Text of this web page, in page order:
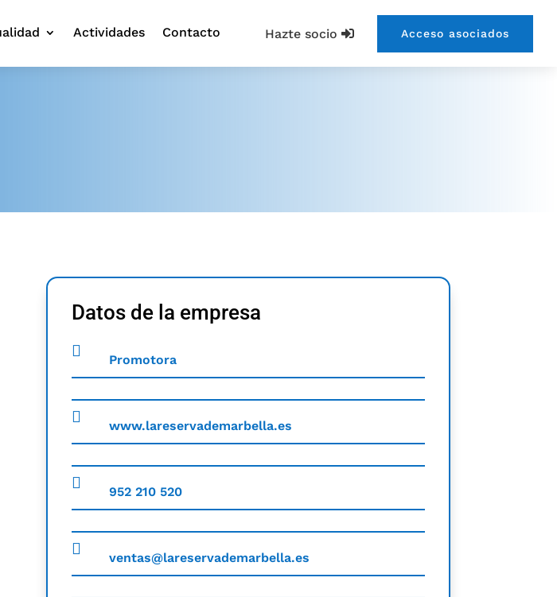
Hazte socio Acceso asociados
Actividades Contacto
Datos de la empresa
Promotora
www.lareservademarbella.es
952 210 520
ventas@lareservademarbella.es